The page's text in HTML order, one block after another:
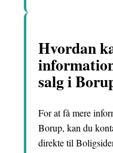
Hvordan
salg i
For at få mere
Borup, kan du
direkte til